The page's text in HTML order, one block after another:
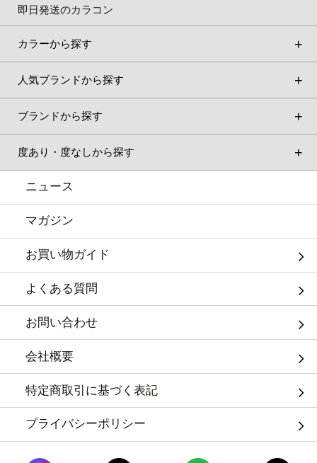
即日発送のカラコン
カラーから探す
人気ブランドから探す
ブランドから探す
度あり・度なしから探す
ニュース
マガジン
お買い物ガイド
よくある質問
お問い合わせ
会社概要
特定商取引に基づく表記
プライバシーポリシー